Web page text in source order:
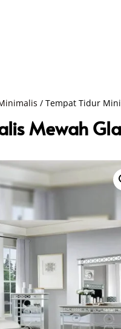
/ Tempat Tidur
Mewah